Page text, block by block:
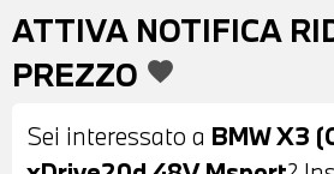
SERBATOIO
RETROVISORI ESTERNI
ANTIABBAGLIAMENTO -
ATTIVA NOTIFICA
PREZZO favorite
Sei interessato a BMW X3